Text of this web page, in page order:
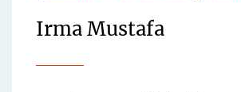
Irma Mustafa